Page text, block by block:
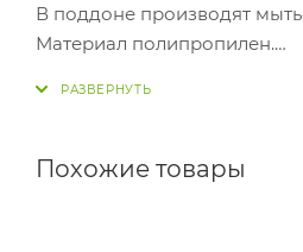
В поддоне производят
Материал полипропилен.
вид.Тишина при
Похожие товары